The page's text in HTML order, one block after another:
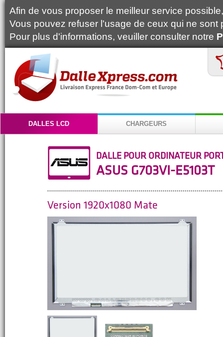
Afin de vous proposer le meilleur service
Vous pouvez refuser l'usage de ceux qui ne
Pour plus d'informations, veuiller consulter notre
DALLES LCD CHARGEURS
DALLE POUR ORDINATEUR
ASUS G703VI-E5103T
Version 1920x1080 Mate